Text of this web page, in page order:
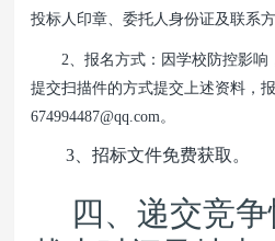
投标人印章、委托人身份证及联系方
2、报名方式：因学校防控影
提交扫描件的方式提交上述资料，报
674994487@qq.com。
3 、招标文件免费获取。
四、递交竞